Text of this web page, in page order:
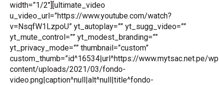
width=”1/2″][ultimate_video
u_video_url=”https://www.youtube.com/watch?
v=NsqfW1LzpoU” yt_autoplay=”” yt_sugg_video=””
yt_mute_control=”” yt_modest_branding=””
yt_privacy_mode=”” thumbnail=”custom”
custom_thumb=”id^16534|url^https://www.mytsac.net.pe/
content/uploads/2021/03/fondo-
video.png|caption^null|alt^null|title^fondo-